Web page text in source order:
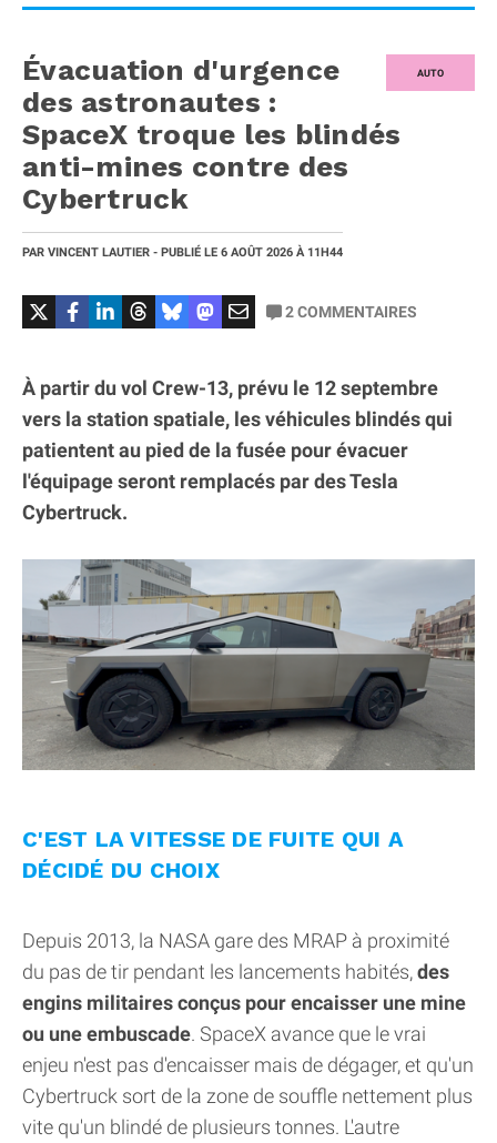
AUTO
Évacuation d'urgence
des astronautes :
SpaceX troque les blindés
anti-mines contre des
Cybertruck
PAR VINCENT LAUTIER - PUBLIÉ LE 6 AOÛT 2026 À 11H44
2COMMENTAIRES
À partir du vol Crew-13, prévu le 12 septembre
vers la station spatiale, les véhicules blindés qui
patientent au pied de la fusée pour évacuer
l'équipage seront remplacés par des Tesla
Cybertruck.
C'EST LA VITESSE DE FUITE QUI A
DÉCIDÉ DU CHOIX
Depuis 2013, la NASA gare des MRAP à proximité
du pas de tir pendant les lancements habités,des
engins militaires conçus pour encaisser une mine
ou une embuscade. SpaceX avance que le vrai
enjeu n'est pas d'encaisser mais de dégager, et qu'un
Cybertruck sort de la zone de souffle nettement plus
vite qu'un blindé de plusieurs tonnes. L'autre